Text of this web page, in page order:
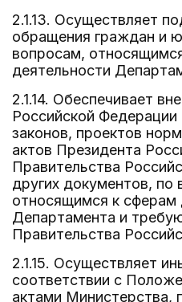
2.1.13. Осуществляет
обращения граждан и
вопросам,
деятельности
2.1.14. Обеспечивает
Российской
законов, проектов
актов Президента
Правительства
других документов, по
относящимся к сферам
Департамента и
Правительства
2.1.15. Осуществляет
соответствии с
актами Министерства,